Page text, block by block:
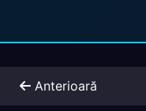
Anterioară